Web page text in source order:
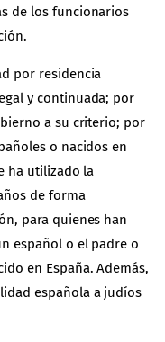
de los funcionarios
por residencia
y continuada; por
a su criterio; por
o nacidos en
ha utilizado la
de forma
para quienes han
español o el padre o
en España. Además,
española a judíos